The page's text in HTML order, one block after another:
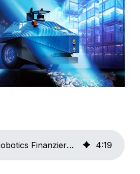
Die Innok Robotics Finanzierungsrunden – Der Turbo für noch stärkeres Unternehmenswachstum 4:19